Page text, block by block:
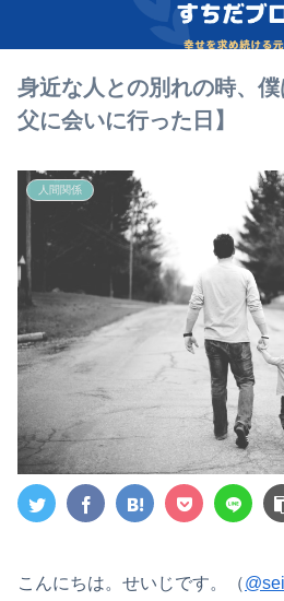
身近な人との別れの時、
父に会いに行った日】
人間関係
こんにちは。せいじです。（